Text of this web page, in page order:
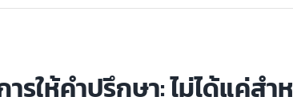
ให้คำปรึกษา: ไม่ได้แค่สำ